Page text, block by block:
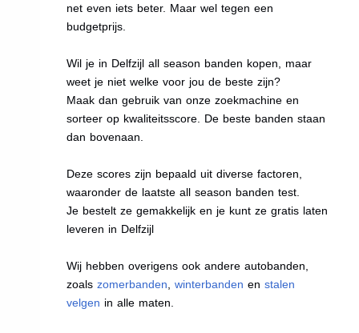
net even iets beter. Maar wel tegen een
budgetprijs.
Wil je in Delfzijl all season banden kopen, maar
weet je niet welke voor jou de beste zijn?
Maak dan gebruik van onze zoekmachine en
sorteer op kwaliteitsscore. De beste banden staan
dan bovenaan.
Deze scores zijn bepaald uit diverse factoren,
waaronder de laatste all season banden test.
Je bestelt ze gemakkelijk en je kunt ze gratis laten
leveren in Delfzijl
Wij hebben overigens ook andere autobanden,
zoalszomerbanden ,winterbanden enstalen
velgen in alle maten.